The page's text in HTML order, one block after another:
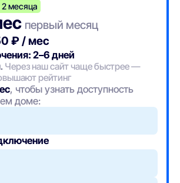
2 месяца
первый месяц
₽ / мес
2–6 дней
Через наш сайт чаще быстрее —
рейтинг
, чтобы узнать доступность
доме: